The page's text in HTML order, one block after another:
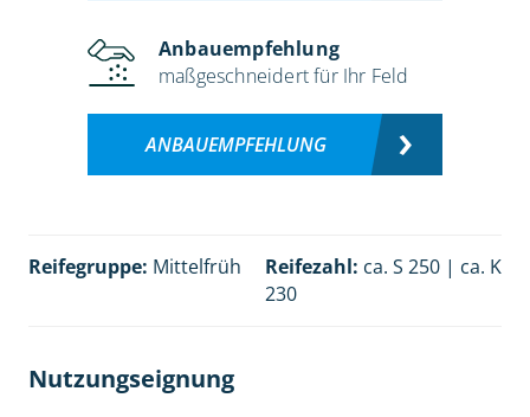
Anbauempfehlung
maßgeschneidert für Ihr Feld
ANBAUEMPFEHLUNG
Reifegruppe: Mittelfrüh Reifezahl: ca. S 250 | ca. K
230
Nutzungseignung